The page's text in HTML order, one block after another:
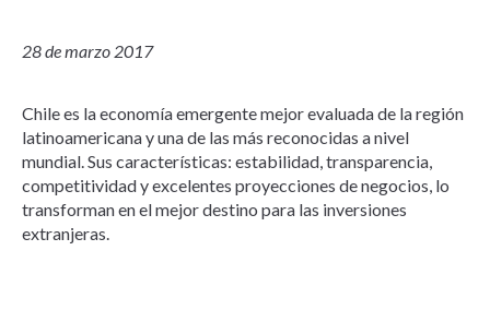
28 de marzo 2017
Chile es la economía emergente mejor evaluada de la región
latinoamericana y una de las más reconocidas a nivel
mundial. Sus características: estabilidad, transparencia,
competitividad y excelentes proyecciones de negocios, lo
transforman en el mejor destino para las inversiones
extranjeras.